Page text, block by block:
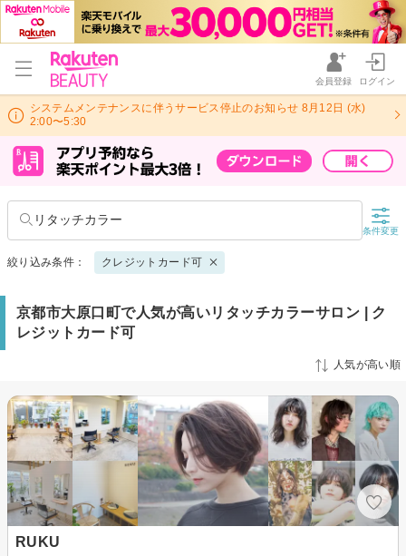
会員登録 ログイン
システムメンテナンスに伴うサービス停止のお知らせ 8月12日 (水)
2:00〜5:30
リタッチカラー
条件変更
絞り込み条件： クレジットカード可
京都市大原口町で人気が高いリタッチカラーサロン | ク
レジットカード可
人気が高い順
RUKU